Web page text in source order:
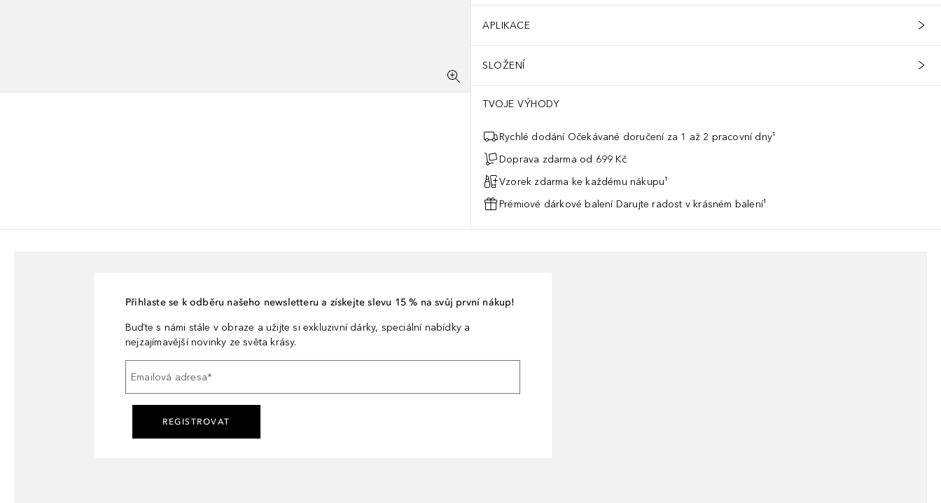
APLIKACE
SLOŽENÍ
TVOJE VÝHODY
Rychlé dodání Očekávané doručení za 1 až 2 pracovní dny¹
Doprava zdarma od 699 Kč
Vzorek zdarma ke každému nákupu¹
Prémiové dárkové balení Darujte radost v krásném balení¹
Přihlaste se k odběru našeho newsletteru a získejte slevu 15 % na svůj první nákup!
Buďte s námi stále v obraze a užijte si exkluzivní dárky, speciální nabídky a
nejzajímavější novinky ze světa krásy.
Emailová adresa*
REGISTROVAT